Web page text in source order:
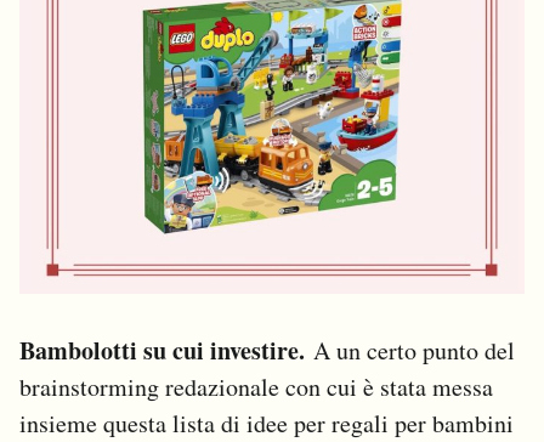
Bambolotti su cui investire. A un certo punto del
brainstorming redazionale con cui è stata messa
insieme questa lista di idee per regali per bambini